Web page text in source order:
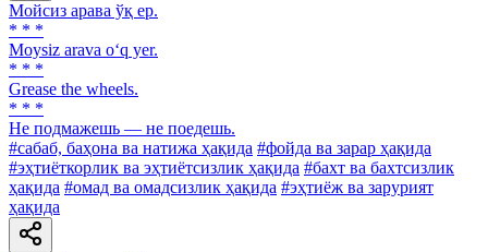
Мойсиз арава ўқ ер.
* * *
Moysiz arava o‘q yer.
* * *
Grease the wheels.
* * *
He подмажешь — не поедешь.
#сабаб, баҳона ва натижа ҳақида #фойда ва зарар ҳақида
#эҳтиёткорлик ва эҳтиётсизлик ҳақида #бахт ва бахтсизлик
ҳақида #омад ва омадсизлик ҳақида #эҳтиёж ва зарурият
ҳақида